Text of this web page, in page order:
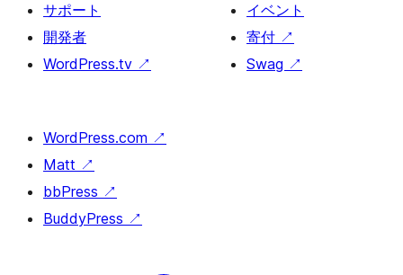
サポート
開発者
WordPress.tv ↗
イベント
寄付 ↗
Swag ↗
WordPress.com ↗
Matt ↗
bbPress ↗
BuddyPress ↗